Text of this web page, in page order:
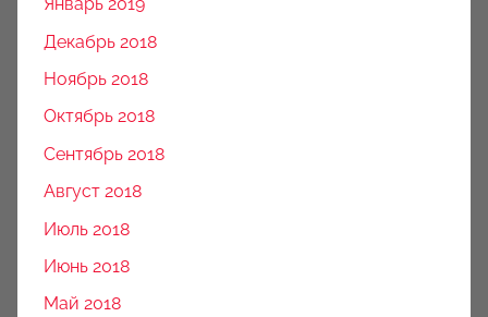
Декабрь 2018
Ноябрь 2018
Октябрь 2018
Сентябрь 2018
Август 2018
Июль 2018
Июнь 2018
Май 2018